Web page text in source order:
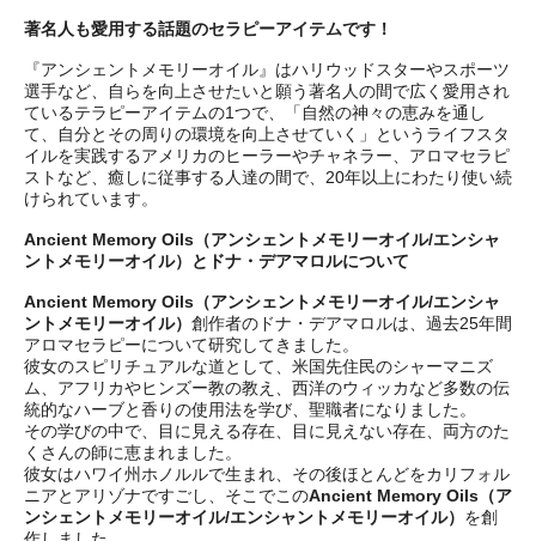
著名人も愛用する話題のセラピーアイテムです！
『アンシェントメモリーオイル』はハリウッドスターやスポーツ
選手など、自らを向上させたいと願う著名人の間で広く愛用され
ているテラピーアイテムの1つで、「自然の神々の恵みを通し
て、自分とその周りの環境を向上させていく」というライフスタ
イルを実践するアメリカのヒーラーやチャネラー、アロマセラピ
ストなど、癒しに従事する人達の間で、20年以上にわたり使い続
けられています。
Ancient Memory Oils（アンシェントメモリーオイル/エンシャ
ントメモリーオイル）とドナ・デアマロルについて
Ancient Memory Oils（アンシェントメモリーオイル/エンシャ
ントメモリーオイル） 創作者のドナ・デアマロルは、過去25年間
アロマセラピーについて研究してきました。
彼女のスピリチュアルな道として、米国先住民のシャーマニズ
ム、アフリカやヒンズー教の教え、西洋のウィッカなど多数の伝
統的なハーブと香りの使用法を学び、聖職者になりました。
その学びの中で、目に見える存在、目に見えない存在、両方のた
くさんの師に恵まれました。
彼女はハワイ州ホノルルで生まれ、その後ほとんどをカリフォル
ニアとアリゾナですごし、そこでこのAncient Memory Oils（ア
ンシェントメモリーオイル/エンシャントメモリーオイル） を創